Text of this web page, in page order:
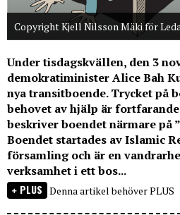
Copyright Kjell Nilsson Mäki för
Under tisdagskvällen, den 3
demokratiminister Alice Bah
nya transitboende. Trycket på
behovet av hjälp är
beskriver boendet närmare på
Boendet startades av Islamic
församling och är en
verksamhet i ett bos...
PLUS Denna artikel behöver PLUS